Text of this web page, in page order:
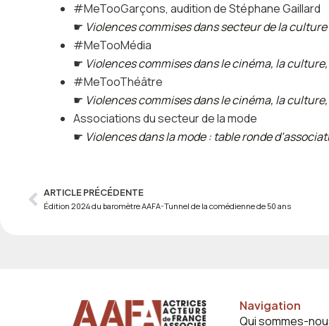
#MeTooGarçons, audition de Stéphane Gaillard
☛ Violences commises dans secteur de la
#MeTooMédia
☛ Violences commises dans le cinéma, la
#MeTooThéâtre
☛ Violences commises dans le cinéma, la
Associations du secteur de la mode
☛ Violences dans la mode : table ronde
Prev
ARTICLE PRÉCÉDENTE
Édition 2024 du baromètre AAFA-Tunnel de la comédienne de 50 ans
Navigation
Qui sommes-